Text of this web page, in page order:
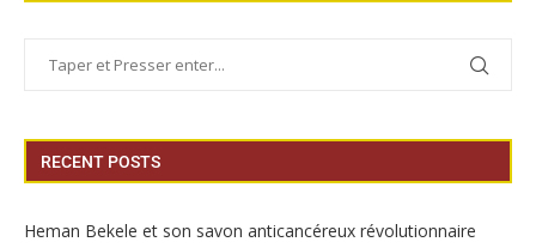
RECENT POSTS
Heman Bekele et son savon anticancéreux révolutionnaire